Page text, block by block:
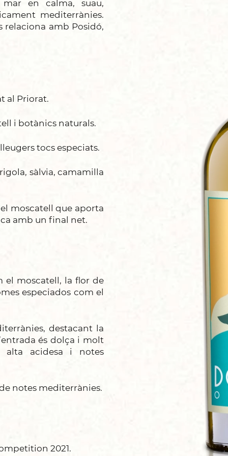
en calma, suau,
mediterrànies.
relaciona amb Posidó,
al Priorat.
i botànics naturals.
tocs especiats.
sàlvia, camamilla
moscatell que aporta
amb un final net.
el moscatell, la flor de
especiados com el
destacant la
és dolça i molt
alta acidesa i notes
notes mediterrànies.
2021.